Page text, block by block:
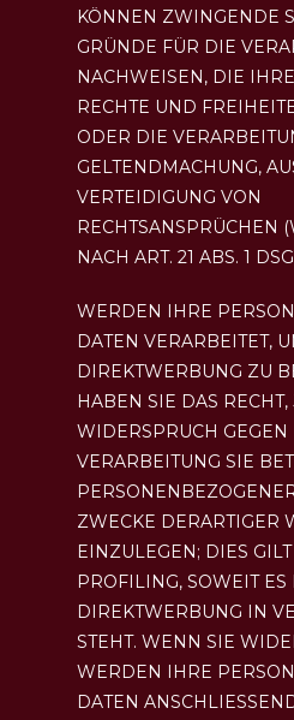
KÖNNEN ZWINGENDE
GRÜNDE FÜR DIE
NACHWEISEN, DIE
RECHTE UND
ODER DIE
GELTENDMACHUNG,
VERTEIDIGUNG VON
RECHTSANSPRÜCHEN
NACH ART. 21 ABS. 1
WERDEN IHRE
DATEN VERARBEITET,
DIREKTWERBUNG ZU
HABEN SIE DAS
WIDERSPRUCH GEGEN
VERARBEITUNG SIE
ZWECKE DERARTIGER
EINZULEGEN; DIES
PROFILING, SOWEIT ES
DIREKTWERBUNG IN
STEHT. WENN SIE
WERDEN IHRE
DATEN